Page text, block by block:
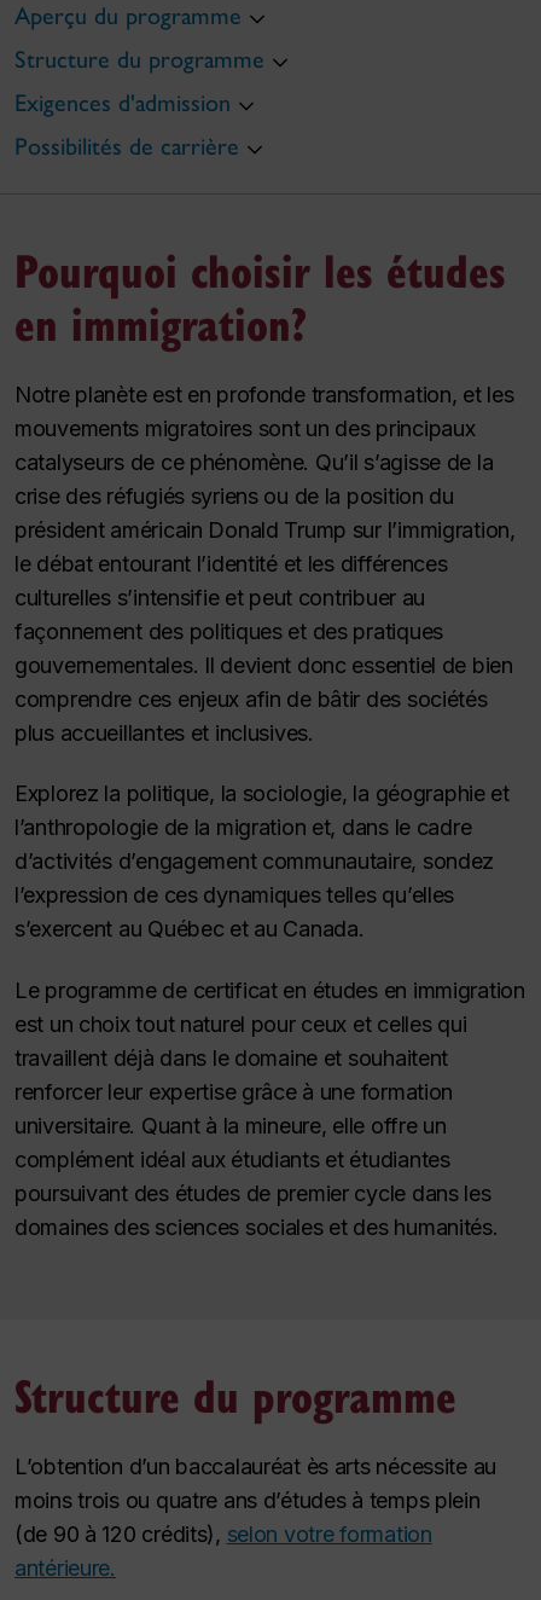
Aperçu du programme
Structure du programme
Exigences d'admission
Possibilités de carrière
Pourquoi choisir les études
en immigration?
Notre planète est en profonde transformation, et les
mouvements migratoires sont un des principaux
catalyseurs de ce phénomène. Qu’il s’agisse de la
crise des réfugiés syriens ou de la position du
président américain Donald Trump sur l’immigration,
le débat entourant l’identité et les différences
culturelles s’intensifie et peut contribuer au
façonnement des politiques et des pratiques
gouvernementales. Il devient donc essentiel de bien
comprendre ces enjeux afin de bâtir des sociétés
plus accueillantes et inclusives.
Explorez la politique, la sociologie, la géographie et
l’anthropologie de la migration et, dans le cadre
d’activités d’engagement communautaire, sondez
l’expression de ces dynamiques telles qu’elles
s’exercent au Québec et au Canada.
Le programme de certificat en études en immigration
est un choix tout naturel pour ceux et celles qui
travaillent déjà dans le domaine et souhaitent
renforcer leur expertise grâce à une formation
universitaire. Quant à la mineure, elle offre un
complément idéal aux étudiants et étudiantes
poursuivant des études de premier cycle dans les
domaines des sciences sociales et des humanités.
Structure du programme
L’obtention d’un baccalauréat ès arts nécessite au
moins trois ou quatre ans d’études à temps plein
(de 90 à 120 crédits), selon votre formation
antérieure.